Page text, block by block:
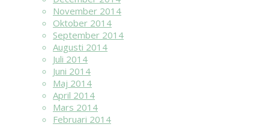
November 2014
Oktober 2014
September 2014
Augusti 2014
Juli 2014
Juni 2014
Maj 2014
April 2014
Mars 2014
Februari 2014